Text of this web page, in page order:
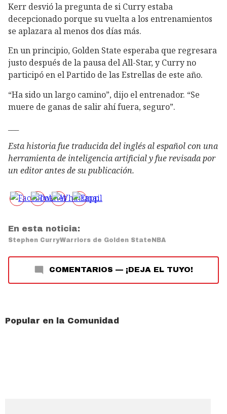
Kerr desvió la pregunta de si Curry estaba
decepcionado porque su vuelta a los entrenamientos
se aplazara al menos dos días más.
En un principio, Golden State esperaba que regresara
justo después de la pausa del All-Star, y Curry no
participó en el Partido de las Estrellas de este año.
“Ha sido un largo camino”, dijo el entrenador. “Se
muere de ganas de salir ahí fuera, seguro”.
Esta historia fue traducida del inglés al español con una
herramienta de inteligencia artificial y fue revisada por
un editor antes de su publicación.
En esta noticia:
Stephen CurryWarriors de Golden State NBA
COMENTARIOS — ¡DEJA EL TUYO!
Popular en la Comunidad